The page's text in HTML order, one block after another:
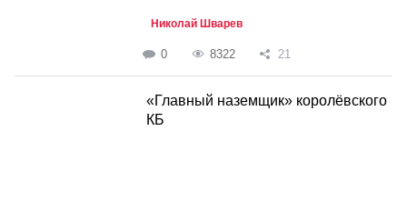
Николай Шварев
0 8322 21
«Главный наземщик» королёвского
КБ